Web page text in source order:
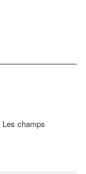
Les champs